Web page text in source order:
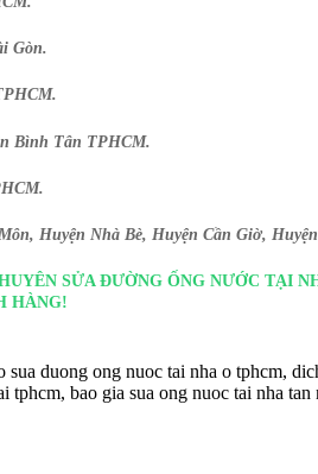
Gòn.
Bình Tân TPHCM.
Huyện Nhà Bè, Huyện Cần Giờ,
SỬA ĐƯỜNG ỐNG NƯỚC
HÀNG!
duong ong nuoc tai nha o tphcm,
bao gia sua ong nuoc tai nha tan